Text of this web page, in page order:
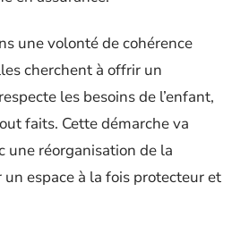
une volonté de cohérence
cherchent à offrir un
les besoins de l’enfant,
faits. Cette démarche va
une réorganisation de la
espace à la fois protecteur et